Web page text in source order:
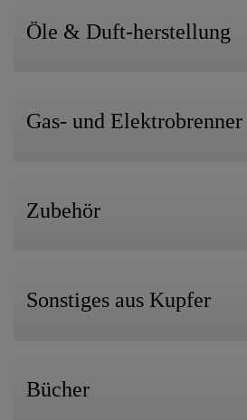
Öle & Duft-herstellung
Gas- und Elektrobrenner
Zubehör
Sonstiges aus Kupfer
Bücher